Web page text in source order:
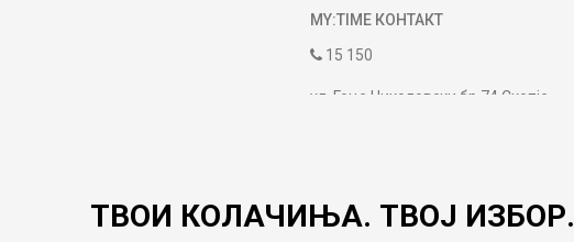
MY:TIME КОНТАКТ
15 150
ул. Гоце Николовски бр.74 Скопје
09:00 до 17:00
ТВОИ КОЛАЧИЊА. ТВОЈ ИЗБОР.